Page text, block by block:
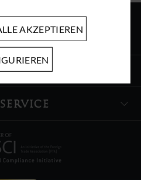
UNS
AKZEPTIEREN